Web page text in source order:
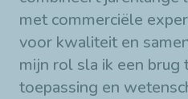
met commerciële
voor kwaliteit en
mijn rol sla ik een brug
toepassing en